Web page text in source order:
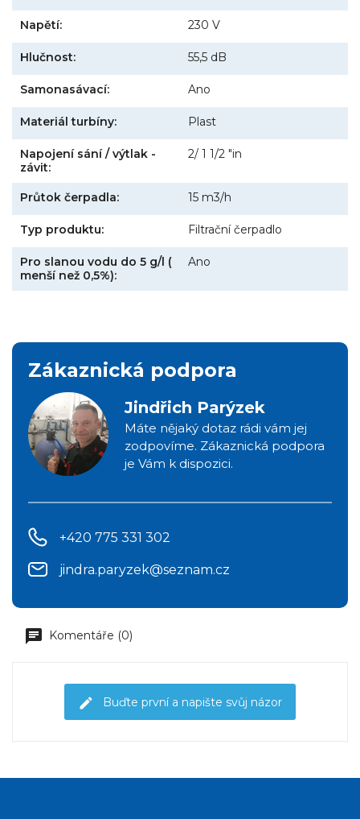
Napětí: 230 V
Hlučnost: 55,5 dB
Samonasávací: Ano
Materiál turbíny: Plast
Napojení sání / výtlak -
závit:
2/ 1 1/2 "in
Průtok čerpadla: 15 m3/h
Typ produktu: Filtrační čerpadlo
Pro slanou vodu do 5 g/l (
menší než 0,5%):
Ano
Zákaznická podpora
Jindřich Parýzek
Máte nějaký dotaz rádi vám jej
zodpovíme. Zákaznická podpora
je Vám k dispozici.
+420 775 331 302
jindra.paryzek@seznam.cz
Komentáře (0)
Buďte první a napište svůj názor